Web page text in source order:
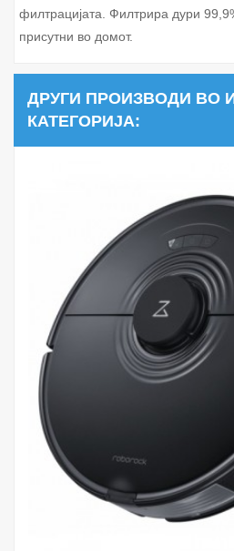
филтрацијата. Филтрира дури
присутни во домот.
ДРУГИ ПРОИЗВОДИ ВО
КАТЕГОРИЈА: